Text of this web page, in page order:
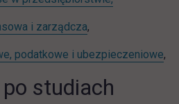
i zarządcza,
podatkowe i ubezpieczeniowe,
studiach